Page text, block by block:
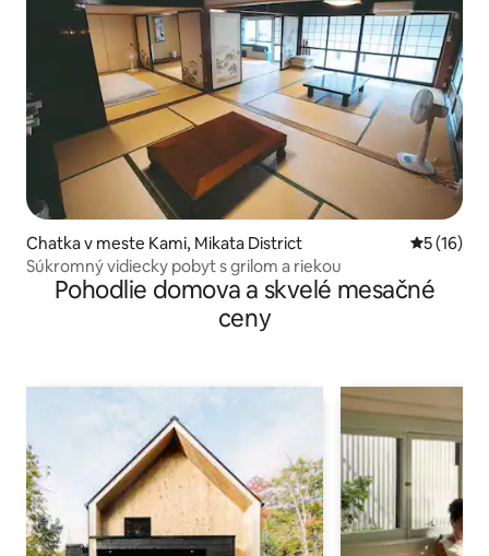
Chatka v meste Kami, Mikata District
5 (16)
Súkromný vidiecky pobyt s grilom a riekou
Pohodlie domova a skvelé mesačné
ceny